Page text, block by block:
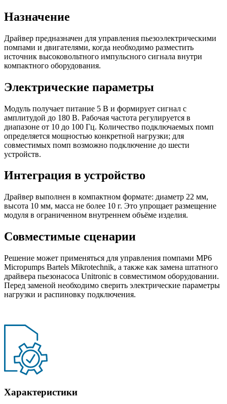
Назначение
Драйвер предназначен для управления пьезоэлектрическими
помпами и двигателями, когда необходимо разместить
источник высоковольтного импульсного сигнала внутри
компактного оборудования.
Электрические параметры
Модуль получает питание 5 В и формирует сигнал с
амплитудой до 180 В. Рабочая частота регулируется в
диапазоне от 10 до 100 Гц. Количество подключаемых помп
определяется мощностью конкретной нагрузки; для
совместимых помп возможно подключение до шести
устройств.
Интеграция в устройство
Драйвер выполнен в компактном формате: диаметр 22 мм,
высота 10 мм, масса не более 10 г. Это упрощает размещение
модуля в ограниченном внутреннем объёме изделия.
Совместимые сценарии
Решение может применяться для управления помпами MP6
Micropumps Bartels Mikrotechnik, а также как замена штатного
драйвера пьезонасоса Unitronic в совместимом оборудовании.
Перед заменой необходимо сверить электрические параметры
нагрузки и распиновку подключения.
Характеристики